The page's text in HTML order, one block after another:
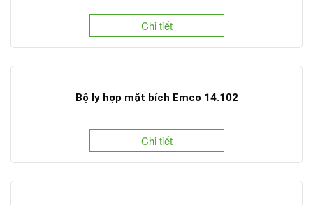
Chi tiết
Bộ ly hợp mặt bích Emco 14.102
Chi tiết